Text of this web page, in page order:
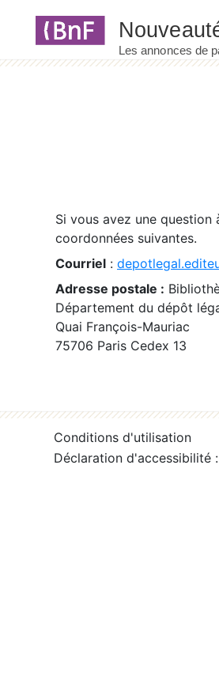
Si vous avez une
coordonnées suivantes.
Courriel :
Adresse postale :
Département du dépôt
Quai François-Mauriac
75706 Paris Cedex 13
Conditions d'utilisation
Déclaration d'accessibilité